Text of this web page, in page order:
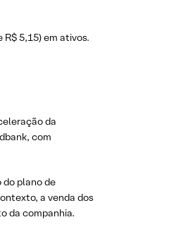
5,15) em ativos.
da
com
plano de
a venda dos
da companhia.